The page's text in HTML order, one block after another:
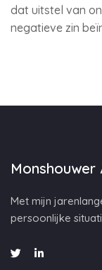
dat uitstel van
negatieve zin
Monshouwer
Met mijn
persoonlijke